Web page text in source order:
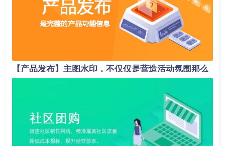
【产品发布】主图水印，不仅仅是营造活动氛围那么
简单！